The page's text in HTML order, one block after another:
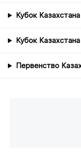
Кубок
Кубок
Первенство